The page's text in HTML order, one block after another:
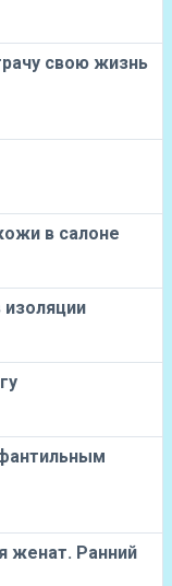
свою жизнь
в салоне
женат. Ранний